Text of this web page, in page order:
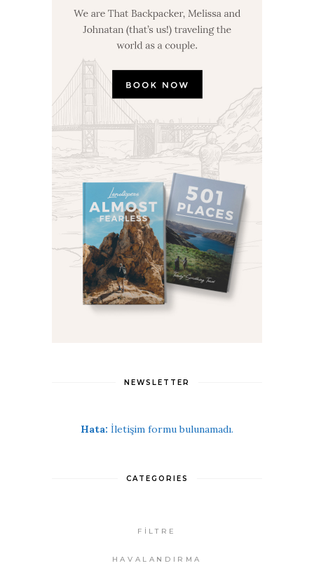
NEWSLETTER
Hata: İletişim formu bulunamadı.
CATEGORIES
FİLTRE
HAVALANDIRMA